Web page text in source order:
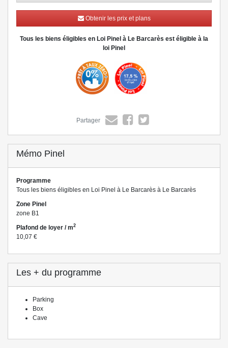
Obtenir les prix et plans
Tous les biens éligibles en Loi Pinel à Le Barcarès est éligible à la
loi Pinel
Partager
Mémo Pinel
Programme
Tous les biens éligibles en Loi Pinel à Le Barcarès à Le Barcarès
Zone Pinel
zone B1
Plafond de loyer / m2
10,07 €
Les + du programme
Parking
Box
Cave